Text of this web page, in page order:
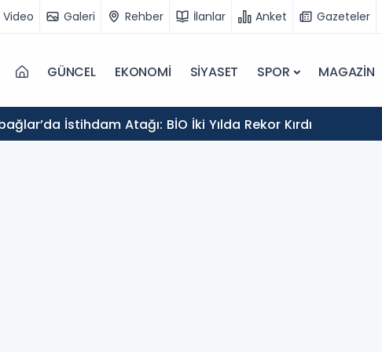
Video Galeri Rehber İlanlar Anket Gazeteler
GÜNCEL EKONOMİ SİYASET SPOR MAGAZİN
İstihdam Atağı: BİO İki Yılda Rekor Kırdı